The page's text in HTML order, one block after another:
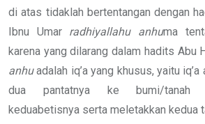
di atas tidaklah bertentangan dengan
Ibnu Umar radhiyallahu anhuma
karena yang dilarang dalam hadits Abu
anhuadalah iq’a yang khusus, yaitu
dua pantatnya ke bumi/tanah
keduabetisnya serta meletakkan kedua